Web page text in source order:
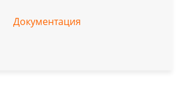
Документация